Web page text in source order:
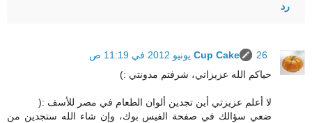
رد
Cup Cake
26 يونيو 2012 في 11:19 ص
حياكم الله عزيزاتي، شرفتم مدونتي :)
لا أعلم عزيزتي أين تجدين ألوان الطعام في مصر للأسف :(
ضعي سؤالك في صفحة الفيس بوك، وإن شاء الله ستجدين من